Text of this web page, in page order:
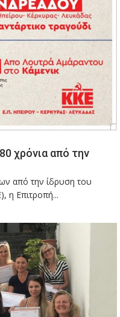
χρόνια από την
από την ίδρυση του
η Επιτροπή...